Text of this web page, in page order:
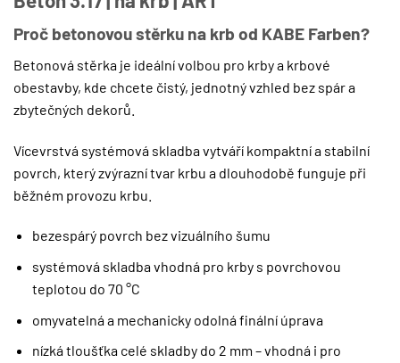
Proč betonovou stěrku na krb od KABE Farben?
Betonová stěrka je ideální volbou pro krby a krbové
obestavby, kde chcete čistý, jednotný vzhled bez spár a
zbytečných dekorů.
Vícevrstvá systémová skladba vytváří kompaktní a stabilní
povrch, který zvýrazní tvar krbu a dlouhodobě funguje při
běžném provozu krbu.
bezespárý povrch bez vizuálního šumu
systémová skladba vhodná pro krby s povrchovou
teplotou do 70 °C
omyvatelná a mechanicky odolná finální úprava
nízká tloušťka celé skladby do 2 mm – vhodná i pro